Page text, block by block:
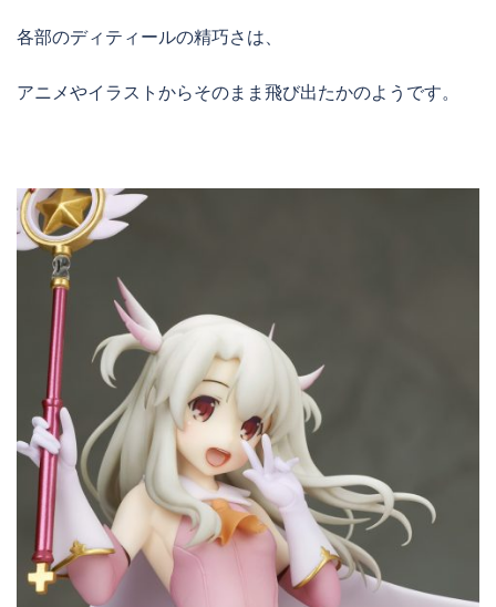
各部のディティールの精巧さは、
アニメやイラストからそのまま飛び出たかのようです。